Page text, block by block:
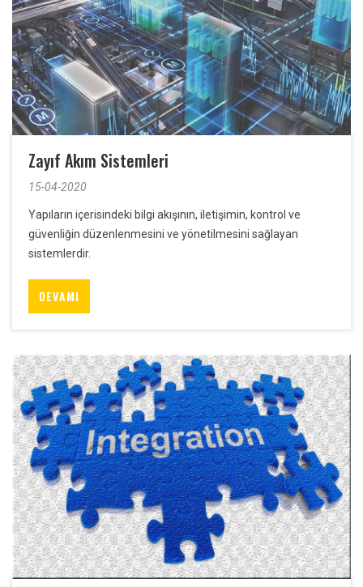
Zayıf Akım Sistemleri
15-04-2020
Yapıların içerisindeki bilgi akışının, iletişimin, kontrol ve
güvenliğin düzenlenmesini ve yönetilmesini sağlayan
sistemlerdir.
DEVAMI